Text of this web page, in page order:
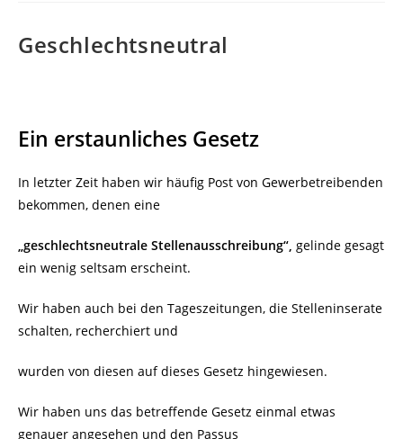
Geschlechtsneutral
Ein erstaunliches Gesetz
In letzter Zeit haben wir häufig Post von Gewerbetreibenden
bekommen, denen eine
„geschlechtsneutrale Stellenausschreibung“, gelinde gesagt
ein wenig seltsam erscheint.
Wir haben auch bei den Tageszeitungen, die Stelleninserate
schalten, recherchiert und
wurden von diesen auf dieses Gesetz hingewiesen.
Wir haben uns das betreffende Gesetz einmal etwas
genauer angesehen und den Passus